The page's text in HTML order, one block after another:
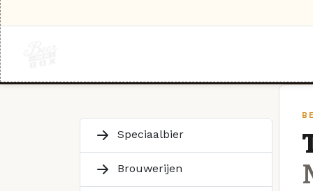
Speciaalbier
Brouwerijen